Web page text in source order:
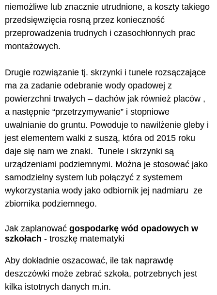
niemożliwe lub znacznie utrudnione, a koszty takiego
przedsięwzięcia rosną przez konieczność
przeprowadzenia trudnych i czasochłonnych prac
montażowych.
Drugie rozwiązanie tj. skrzynki i tunele rozsączające
ma za zadanie odebranie wody opadowej z
powierzchni trwałych – dachów jak również placów ,
a następnie “przetrzymywanie” i stopniowe
uwalnianie do gruntu. Powoduje to nawilżenie gleby i
jest elementem walki z suszą, która od 2015 roku
daje się nam we znaki. Tunele i skrzynki są
urządzeniami podziemnymi. Można je stosować jako
samodzielny system lub połączyć z systemem
wykorzystania wody jako odbiornik jej nadmiaru ze
zbiornika podziemnego.
Jak zaplanować gospodarkę wód opadowych w
szkołach - troszkę matematyki
Aby dokładnie oszacować, ile tak naprawdę
deszczówki może zebrać szkoła, potrzebnych jest
kilka istotnych danych m.in.